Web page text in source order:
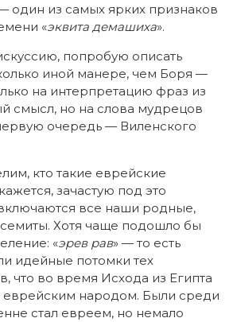
— один из самых ярких признаков
«эквита демашиха».
попробую описать
иной манере, чем Боря —
на интерпретацию фраз из
смысл, но на слова мудрецов
очередь — Виленского
кто такие еврейские
зачастую под это
все наши родные,
Хотя чаще подошло бы
«эрев рав» — то есть
идейные потомки тех
что во время Исхода из Египта
народом. Были среди
стал евреем, но немало